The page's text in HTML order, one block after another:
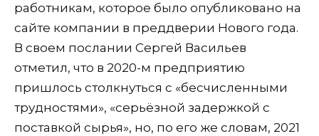
работникам, которое было опубликовано на
сайте компании в преддверии Нового года.
В своем послании Сергей Васильев
отметил, что в 2020-м предприятию
пришлось столкнуться с «бесчисленными
трудностями», «серьёзной задержкой с
поставкой сырья», но, по его же словам, 2021